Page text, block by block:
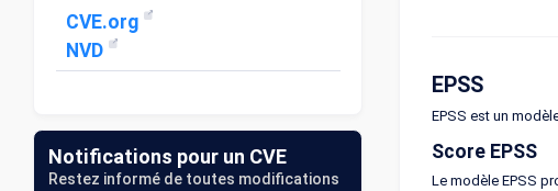
CVE.org
NVD
Notifications pour un CVE
Restez informé de toutes modifications
EPSS
EPSS est un
Score EPSS
Le modèle EPSS